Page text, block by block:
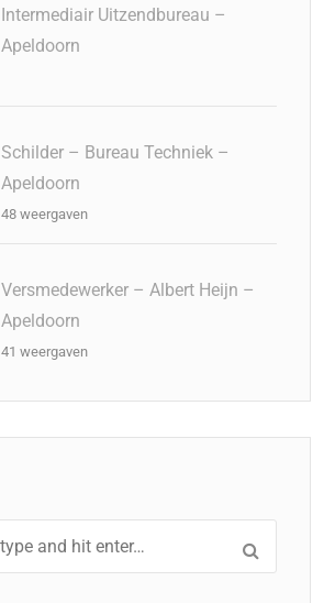
Intermediair Uitzendbureau –
Apeldoorn
Schilder – Bureau Techniek –
Apeldoorn
48 weergaven
Versmedewerker – Albert Heijn –
Apeldoorn
41 weergaven